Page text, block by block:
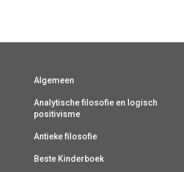
Algemeen
Analytische filosofie en logisch
positivisme
Antieke filosofie
Beste Kinderboek